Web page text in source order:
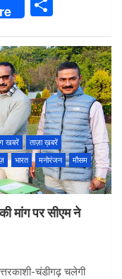
ar
e
खबरें
ताज़ा ख़बरें
भारत मनोरंजन
मौसम
मांग पर सीएम ने
चंडीगढ़ चलेगी